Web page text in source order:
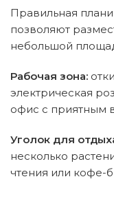
Правильная
позволяют
небольшой
Рабочая зона:
электрическая
офис с приятным
Уголок для
несколько
чтения или кофе-